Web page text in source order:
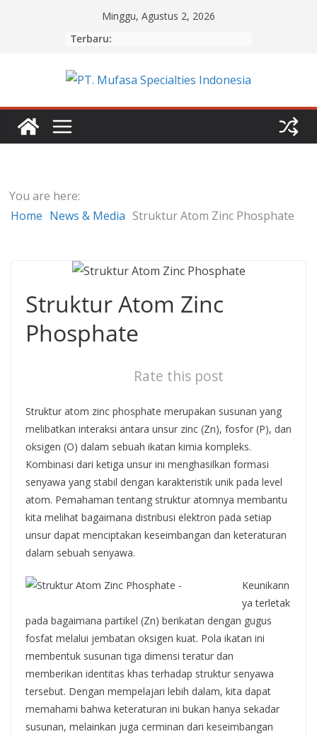
Minggu, Agustus 2, 2026
Terbaru:
You are here:
Home News & Media Struktur Atom Zinc Phosphate
Struktur Atom Zinc
Phosphate
Rate this post
Struktur atom zinc phosphate merupakan susunan yang
melibatkan interaksi antara unsur zinc (Zn), fosfor (P), dan
oksigen (O) dalam sebuah ikatan kimia kompleks.
Kombinasi dari ketiga unsur ini menghasilkan formasi
senyawa yang stabil dengan karakteristik unik pada level
atom. Pemahaman tentang struktur atomnya membantu
kita melihat bagaimana distribusi elektron pada setiap
unsur dapat menciptakan keseimbangan dan keteraturan
dalam sebuah senyawa.
Keunikann
ya terletak
pada bagaimana partikel (Zn) berikatan dengan gugus
fosfat melalui jembatan oksigen kuat. Pola ikatan ini
membentuk susunan tiga dimensi teratur dan
memberikan identitas khas terhadap struktur senyawa
tersebut. Dengan mempelajari lebih dalam, kita dapat
memahami bahwa keteraturan ini bukan hanya sekadar
susunan, melainkan juga cerminan dari keseimbangan